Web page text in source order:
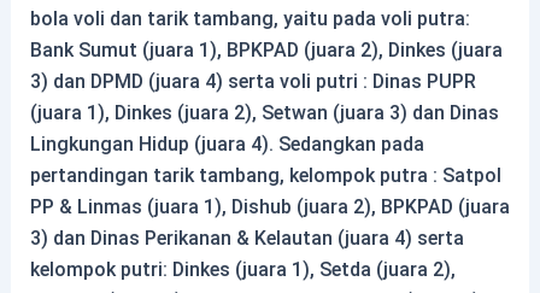
bola voli dan tarik tambang, yaitu pada voli putra:
Bank Sumut (juara 1), BPKPAD (juara 2), Dinkes (juara
3) dan DPMD (juara 4) serta voli putri : Dinas PUPR
(juara 1), Dinkes (juara 2), Setwan (juara 3) dan Dinas
Lingkungan Hidup (juara 4). Sedangkan pada
pertandingan tarik tambang, kelompok putra : Satpol
PP & Linmas (juara 1), Dishub (juara 2), BPKPAD (juara
3) dan Dinas Perikanan & Kelautan (juara 4) serta
kelompok putri: Dinkes (juara 1), Setda (juara 2),